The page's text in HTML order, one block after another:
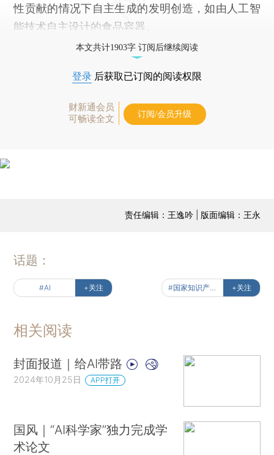
性贡献的情况下自主生成的发明创造，如由人工智
能技术自主设计的食品容器。
本文共计1903字 订阅后继续阅读
登录 后获取已订阅的阅读权限
财新通会员
可畅读全文
订阅/会员升级
责任编辑：王逸吟 | 版面编辑：王永
话题：
#AI +关注 #国家知识产权局 +关注
相关阅读
封面报道｜给AI带路
2024年10月25日 APP打开
国风｜“AI科学家”独力完成学
术论文